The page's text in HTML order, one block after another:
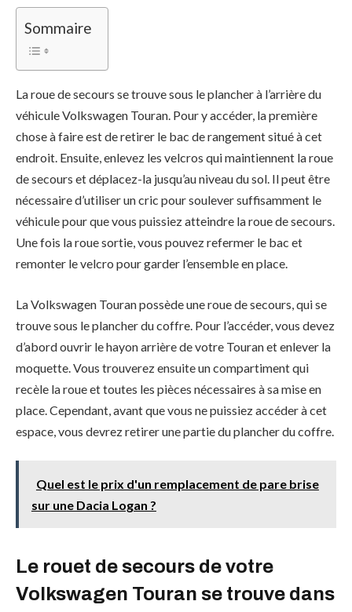
Sommaire
La roue de secours se trouve sous le plancher à l’arrière du
véhicule Volkswagen Touran. Pour y accéder, la première
chose à faire est de retirer le bac de rangement situé à cet
endroit. Ensuite, enlevez les velcros qui maintiennent la roue
de secours et déplacez-la jusqu’au niveau du sol. Il peut être
nécessaire d’utiliser un cric pour soulever suffisamment le
véhicule pour que vous puissiez atteindre la roue de secours.
Une fois la roue sortie, vous pouvez refermer le bac et
remonter le velcro pour garder l’ensemble en place.
La Volkswagen Touran possède une roue de secours, qui se
trouve sous le plancher du coffre. Pour l’accéder, vous devez
d’abord ouvrir le hayon arrière de votre Touran et enlever la
moquette. Vous trouverez ensuite un compartiment qui
recèle la roue et toutes les pièces nécessaires à sa mise en
place. Cependant, avant que vous ne puissiez accéder à cet
espace, vous devrez retirer une partie du plancher du coffre.
Quel est le prix d'un remplacement de pare brise
sur une Dacia Logan ?
Le rouet de secours de votre
Volkswagen Touran se trouve dans